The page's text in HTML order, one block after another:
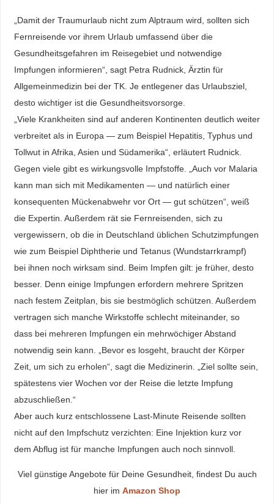
„Damit der Traumurlaub nicht zum Alptraum wird, sollten sich
Fernreisende vor ihrem Urlaub umfassend über die
Gesundheitsgefahren im Reisegebiet und notwendige
Impfungen informieren“, sagt Petra Rudnick, Ärztin für
Allgemeinmedizin bei der TK. Je entlegener das Urlaubsziel,
desto wichtiger ist die Gesundheitsvorsorge.
„Viele Krankheiten sind auf anderen Kontinenten deutlich weiter
verbreitet als in Europa — zum Beispiel Hepatitis, Typhus und
Tollwut in Afrika, Asien und Südamerika“, erläutert Rudnick.
Gegen viele gibt es wirkungsvolle Impfstoffe. „Auch vor Malaria
kann man sich mit Medikamenten — und natürlich einer
konsequenten Mückenabwehr vor Ort — gut schützen“, weiß
die Expertin. Außerdem rät sie Fernreisenden, sich zu
vergewissern, ob die in Deutschland üblichen Schutzimpfungen
wie zum Beispiel Diphtherie und Tetanus (Wundstarrkrampf)
bei ihnen noch wirksam sind. Beim Impfen gilt: je früher, desto
besser. Denn einige Impfungen erfordern mehrere Spritzen
nach festem Zeitplan, bis sie bestmöglich schützen. Außerdem
vertragen sich manche Wirkstoffe schlecht miteinander, so
dass bei mehreren Impfungen ein mehrwöchiger Abstand
notwendig sein kann. „Bevor es losgeht, braucht der Körper
Zeit, um sich zu erholen“, sagt die Medizinerin. „Ziel sollte sein,
spätestens vier Wochen vor der Reise die letzte Impfung
abzuschließen.“
Aber auch kurz entschlossene Last-Minute Reisende sollten
nicht auf den Impfschutz verzichten: Eine Injektion kurz vor
dem Abflug ist für manche Impfungen auch noch sinnvoll.
Viel günstige Angebote für Deine Gesundheit, findest Du auch
hier im Amazon Shop